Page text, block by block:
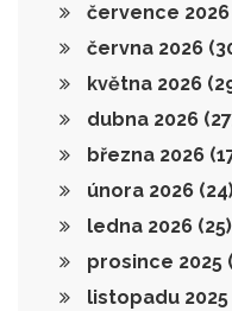
července 2026
června 2026
května 2026
dubna 2026
března 2026
února 2026
ledna 2026 (25)
prosince 2025
listopadu 2025